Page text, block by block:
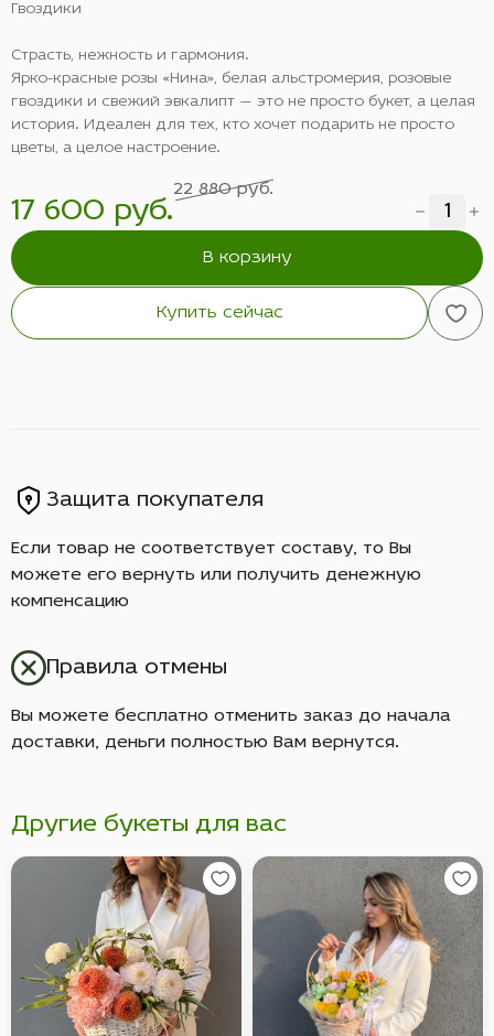
Гвоздики
Страсть, нежность и гармония.
Ярко-красные розы «Нина», белая альстромерия, розовые
гвоздики и свежий эвкалипт — это не просто букет, а целая
история. Идеален для тех, кто хочет подарить не просто
цветы, а целое настроение.
17 600 руб.
22 880 руб.
В корзину
Купить сейчас
Защита покупателя
Если товар не соответствует составу, то Вы
можете его вернуть или получить денежную
компенсацию
Правила отмены
Вы можете бесплатно отменить заказ до начала
доставки, деньги полностью Вам вернутся.
Другие букеты для вас